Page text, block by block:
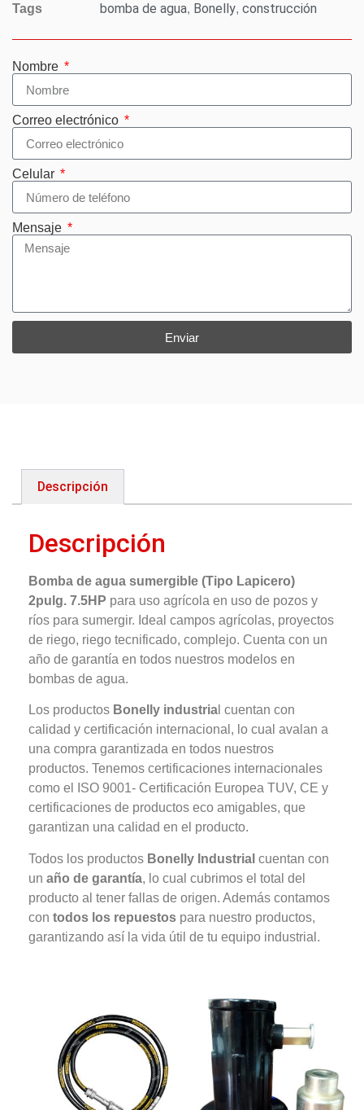
Tags bomba de agua, Bonelly, construcción
Nombre
Correo electrónico
Celular
Mensaje
Enviar
Descripción
Descripción
Bomba de agua sumergible (Tipo Lapicero)
2pulg. 7.5HP para uso agrícola en uso de pozos y
ríos para sumergir. Ideal campos agrícolas, proyectos
de riego, riego tecnificado, complejo. Cuenta con un
año de garantía en todos nuestros modelos en
bombas de agua.
Los productos Bonelly industria l cuentan con
calidad y certificación internacional, lo cual avalan a
una compra garantizada en todos nuestros
productos. Tenemos certificaciones internacionales
como el ISO 9001- Certificación Europea TUV, CE y
certificaciones de productos eco amigables, que
garantizan una calidad en el producto.
Todos los productos Bonelly Industrial cuentan con
un año de garantía, lo cual cubrimos el total del
producto al tener fallas de origen. Además contamos
con todos los repuestos para nuestro productos,
garantizando así la vida útil de tu equipo industrial.